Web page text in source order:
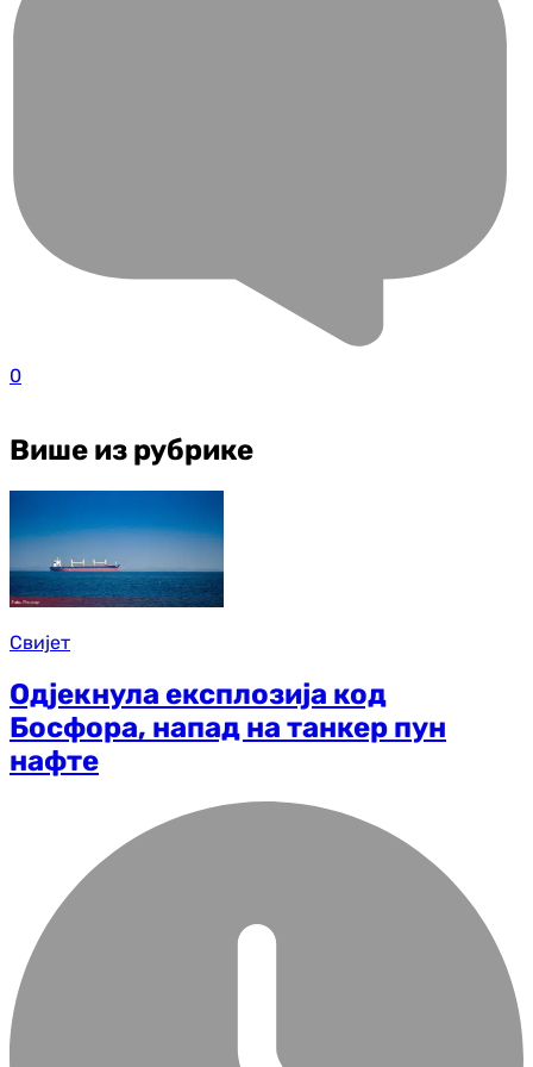
0
Више из рубрике
Свијет
Одјекнула експлозија код
Босфора, напад на танкер пун
нафте